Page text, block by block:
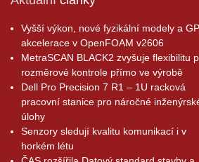
Vyšší výkon, nové fyzikální modely a
akcelerace v OpenFOAM v2606
MetraSCAN BLACK2 zvyšuje flexibilitu
rozměrové kontrole přímo ve výrobě
Dell Pro Precision 7 R1 – 1U racková
pracovní stanice pro náročné
úlohy
Senzory sledují kvalitu komunikací i v
horkém létu